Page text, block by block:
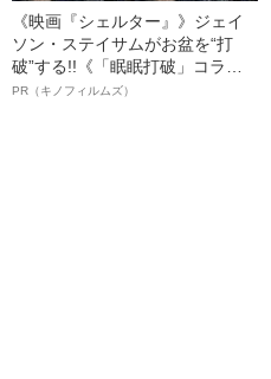
《映画『シェルター』》ジェイ
ソン・ステイサムがお盆を“打
破”する!!《「眠眠打破」コラ
ボ》
PR（キノフィルムズ）